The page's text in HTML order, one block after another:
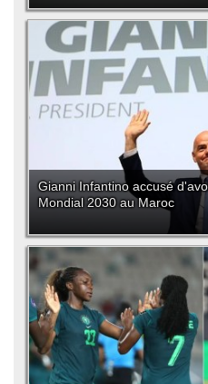
Gianni Infantino accusé
Mondial 2030 au Maroc